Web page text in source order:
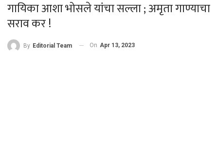
गायिका आशा भोसले यांचा सल्ला ; अमृता गाण्याचा
सराव कर !
By Editorial Team On Apr 13, 2023